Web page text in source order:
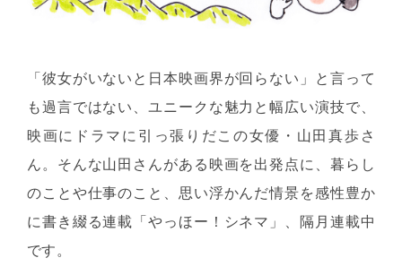
「彼女がいないと日本映画界が回らない」と言って
も過言ではない、ユニークな魅力と幅広い演技で、
映画にドラマに引っ張りだこの女優・山田真歩さ
ん。そんな山田さんがある映画を出発点に、暮らし
のことや仕事のこと、思い浮かんだ情景を感性豊か
に書き綴る連載「やっほー！シネマ」、隔月連載中
です。